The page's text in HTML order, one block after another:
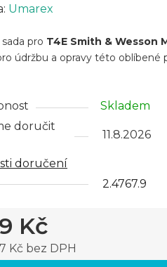
Umarex
pro T4E Smith & Wesson
údržbu a opravy této oblíbené
Skladem
doručit
11.8.2026
doručení
2.4767.9
Kč
Kč bez DPH